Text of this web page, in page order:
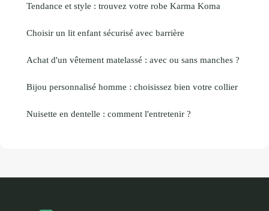
Tendance et style : trouvez votre robe Karma Koma
Choisir un lit enfant sécurisé avec barrière
Achat d'un vêtement matelassé : avec ou sans manches ?
Bijou personnalisé homme : choisissez bien votre collier
Nuisette en dentelle : comment l'entretenir ?